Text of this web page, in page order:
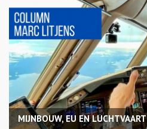
MIJNBOUW, EU EN LUCHTVAART